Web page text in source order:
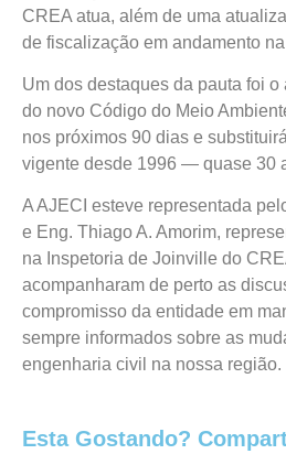
CREA atua, além de uma
de fiscalização em andamento
Um dos destaques da pauta foi
do novo Código do Meio
nos próximos 90 dias e
vigente desde 1996 — quase 30
A AJECI esteve representada
e Eng. Thiago A. Amorim,
na Inspetoria de Joinville do
acompanharam de perto as
compromisso da entidade em
sempre informados sobre as
engenharia civil na nossa região.
Esta Gostando?